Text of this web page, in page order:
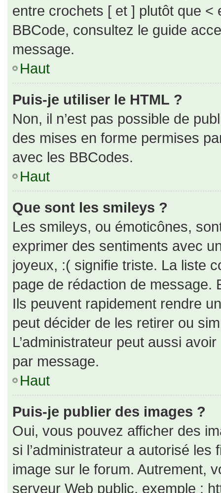
entre crochets [ et ] plutôt que <
BBCode, consultez le guide
message.
Haut
Puis-je utiliser le HTML ?
Non, il n’est pas possible de
des mises en forme permises
avec les BBCodes.
Haut
Que sont les smileys ?
Les smileys, ou émoticônes,
exprimer des sentiments avec
joyeux, :( signifie triste. La liste
page de rédaction de message.
Ils peuvent rapidement rendre
peut décider de les retirer ou
L’administrateur peut aussi
par message.
Haut
Puis-je publier des images ?
Oui, vous pouvez afficher des
si l’administrateur a autorisé
image sur le forum. Autrement,
serveur Web public, exemple :